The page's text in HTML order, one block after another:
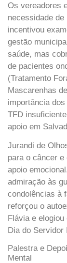
Os vereadores
necessidade de
incentivou
gestão
saúde, mas
de pacientes
(Tratamento
Mascarenhas
importância
TFD
apoio em
Jurandi de
para o câncer e
apoio
admiração às
condolências à
reforçou o
Flávia e
Dia do Servidor
Palestra e
Mental